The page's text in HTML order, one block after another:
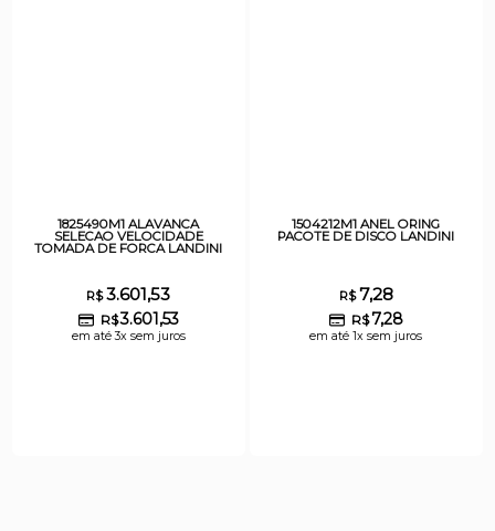
1825490M1 ALAVANCA
SELECAO VELOCIDADE
TOMADA DE FORCA LANDINI
R$3.601,53
R$3.601,53
em até 3x sem juros
1504212M1 ANEL ORING
PACOTE DE DISCO LANDINI
R$7,28
R$7,28
em até 1x sem juros